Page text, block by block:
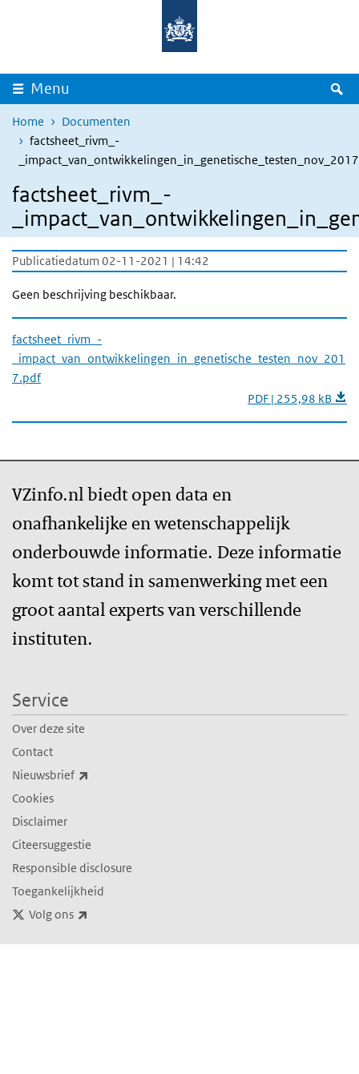
Overslaan en naar de inhoud gaan
Menu
Home
Documenten
factsheet_rivm_-
factsheet_rivm_-
Publicatiedatum 02-11-2021 | 14:42
Geen beschrijving beschikbaar.
factsheet_rivm_-
_impact_van_ontwikkelingen_in_genetische_testen_nov_201
7.pdf
PDF | 255,98 kB
VZinfo.nl biedt open data en
onafhankelijke en wetenschappelijk
onderbouwde informatie. Deze informatie
komt tot stand in samenwerking met een
groot aantal experts van verschillende
instituten.
Service
Over deze site
Contact
Nieuwsbrief
Cookies
Disclaimer
Citeersuggestie
Responsible disclosure
Toegankelijkheid
Volg ons